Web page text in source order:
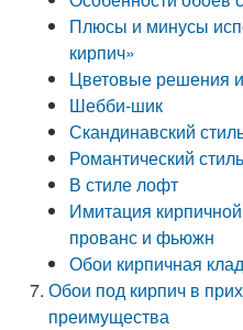
Плюсы и минусы
кирпич»
Цветовые решения
Шебби-шик
Скандинавский
Романтический стиль
В стиле лофт
Имитация
прованс и фьюжн
Обои кирпичная
Обои под кирпич в
преимущества